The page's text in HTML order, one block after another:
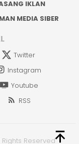
IKLAN
MEDIA SIBER
Twitter
Instagram
Youtube
RSS
Rights Reserved